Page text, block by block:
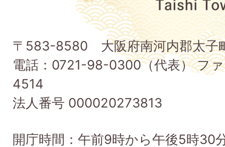
町
Taishi
Town
〒583-8580 大阪府南河内郡太子
電話：0721-98-0300（代表） フ
4514
法人番号 000020273813
開庁時間：午前9時から午後5時30